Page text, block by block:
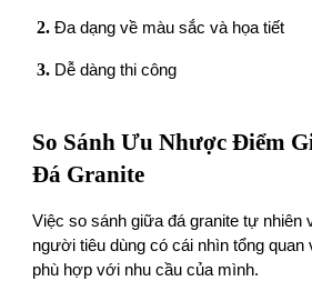
Đa dạng về màu sắc và họa tiết
Dễ dàng thi công
So Sánh Ưu Nhược Điểm
Đá Granite
Việc so sánh giữa đá granite tự nhiên
người tiêu dùng có cái nhìn tổng quan
phù hợp với nhu cầu của mình.